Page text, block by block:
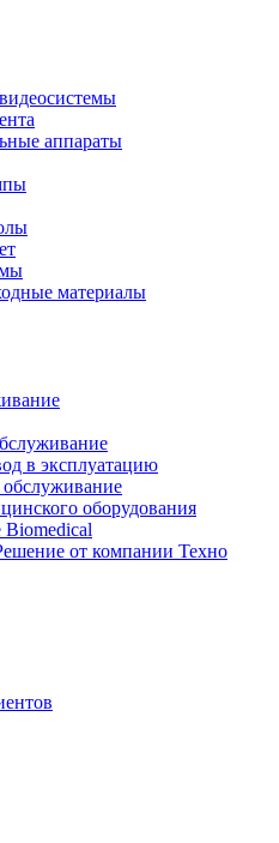
аппараты
материалы
в эксплуатацию
обслуживание
оборудования
Biomedical
от компании Техно